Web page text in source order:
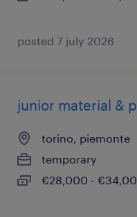
posted 7 july 2026
junior material &
torino, piemonte
temporary
€28,000 -